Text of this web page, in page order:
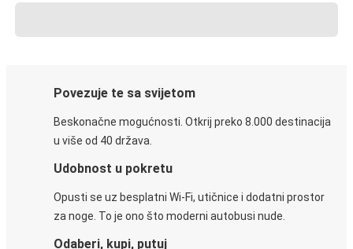
Povezuje te sa svijetom
Beskonačne mogućnosti. Otkrij preko 8.000 destinacija
u više od 40 država.
Udobnost u pokretu
Opusti se uz besplatni Wi-Fi, utičnice i dodatni prostor
za noge. To je ono što moderni autobusi nude.
Odaberi, kupi, putuj